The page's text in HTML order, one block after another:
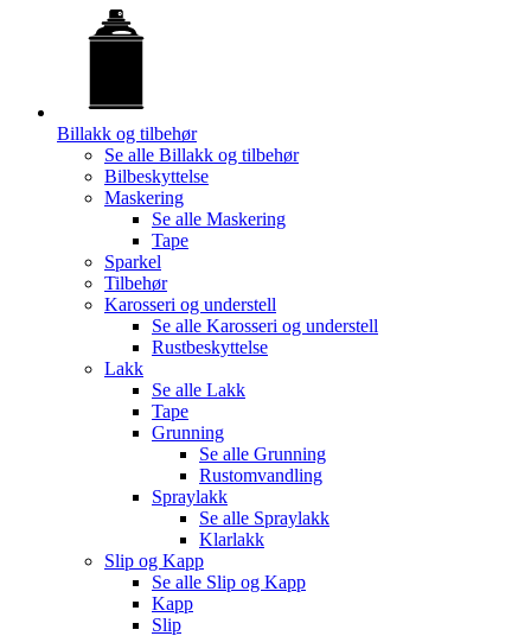
Billakk og tilbehør
Se alle Billakk og tilbehør
Bilbeskyttelse
Maskering
Se alle Maskering
Tape
Sparkel
Tilbehør
Karosseri og understell
Se alle Karosseri og understell
Rustbeskyttelse
Lakk
Se alle Lakk
Tape
Grunning
Se alle Grunning
Rustomvandling
Spraylakk
Se alle Spraylakk
Klarlakk
Slip og Kapp
Se alle Slip og Kapp
Kapp
Slip